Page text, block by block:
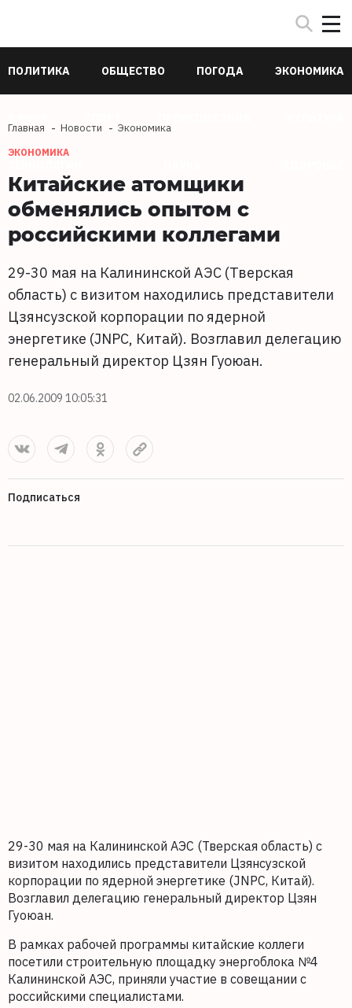
ПОЛИТИКА ОБЩЕСТВО ПОГОДА ЭКОНОМИКА
Главная Новости Экономика
ЭКОНОМИКА
Китайские атомщики
обменялись опытом с
российскими коллегами
29-30 мая на Калининской АЭС (Тверская
область) с визитом находились представители
Цзянсузской корпорации по ядерной
энергетике (JNPC, Китай). Возглавил делегацию
генеральный директор Цзян Гуоюан.
02.06.2009 10:05:31
Подписаться
29-30 мая на Калининской АЭС (Тверская область) с
визитом находились представители Цзянсузской
корпорации по ядерной энергетике (JNPC, Китай).
Возглавил делегацию генеральный директор Цзян
Гуоюан.
В рамках рабочей программы китайские коллеги
посетили строительную площадку энергоблока №4
Калининской АЭС, приняли участие в совещании с
российскими специалистами.